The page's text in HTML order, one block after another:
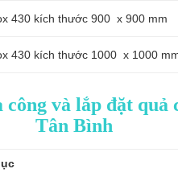
430 kích thước 900 x 900 mm
430 kích thước 1000 x 1000
và lắp đặt quả
Tân Bình